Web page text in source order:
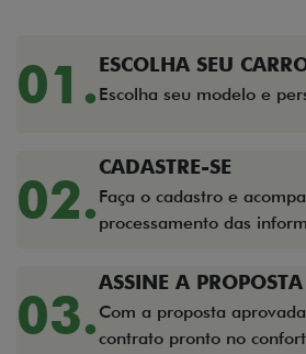
01.ESCOLHA SEU
Escolha seu modelo e
02.
CADASTRE-SE
Faça o cadastro e
processamento das
03.
ASSINE A PROPOSTA
Com a proposta
contrato pronto no